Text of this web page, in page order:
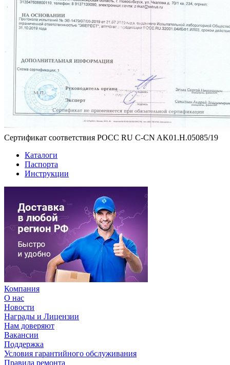
Сертификат соответствия РОСС RU C-CN AK01.H.05085/19
Каталоги
Паспорта
Инструкции
Компания
О нас
Новости
Награды и Лицензии
Нам доверяют
Вакансии
Поддержка
Условия гарантийного обслуживания
Правила ремонта